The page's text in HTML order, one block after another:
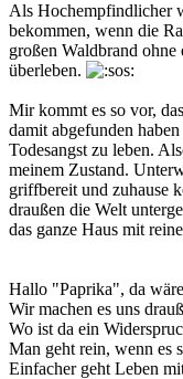
Als Hochempfindlicher
bekommen, wenn die
großen Waldbrand
überleben.
Mir kommt es so vor,
damit abgefunden
Todesangst zu leben.
meinem Zustand.
griffbereit und zuhause
draußen die Welt
das ganze Haus mit
Hallo "Paprika", da
Wir machen es uns
Wo ist da ein
Man geht rein, wenn es
Einfacher geht Leben